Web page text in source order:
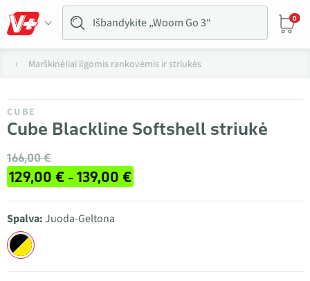
0
Marškinėliai ilgomis rankovėmis ir striukės
CUBE
Cube Blackline Softshell striukė
166,00 €
129,00 € - 139,00 €
Spalva:Juoda-Geltona